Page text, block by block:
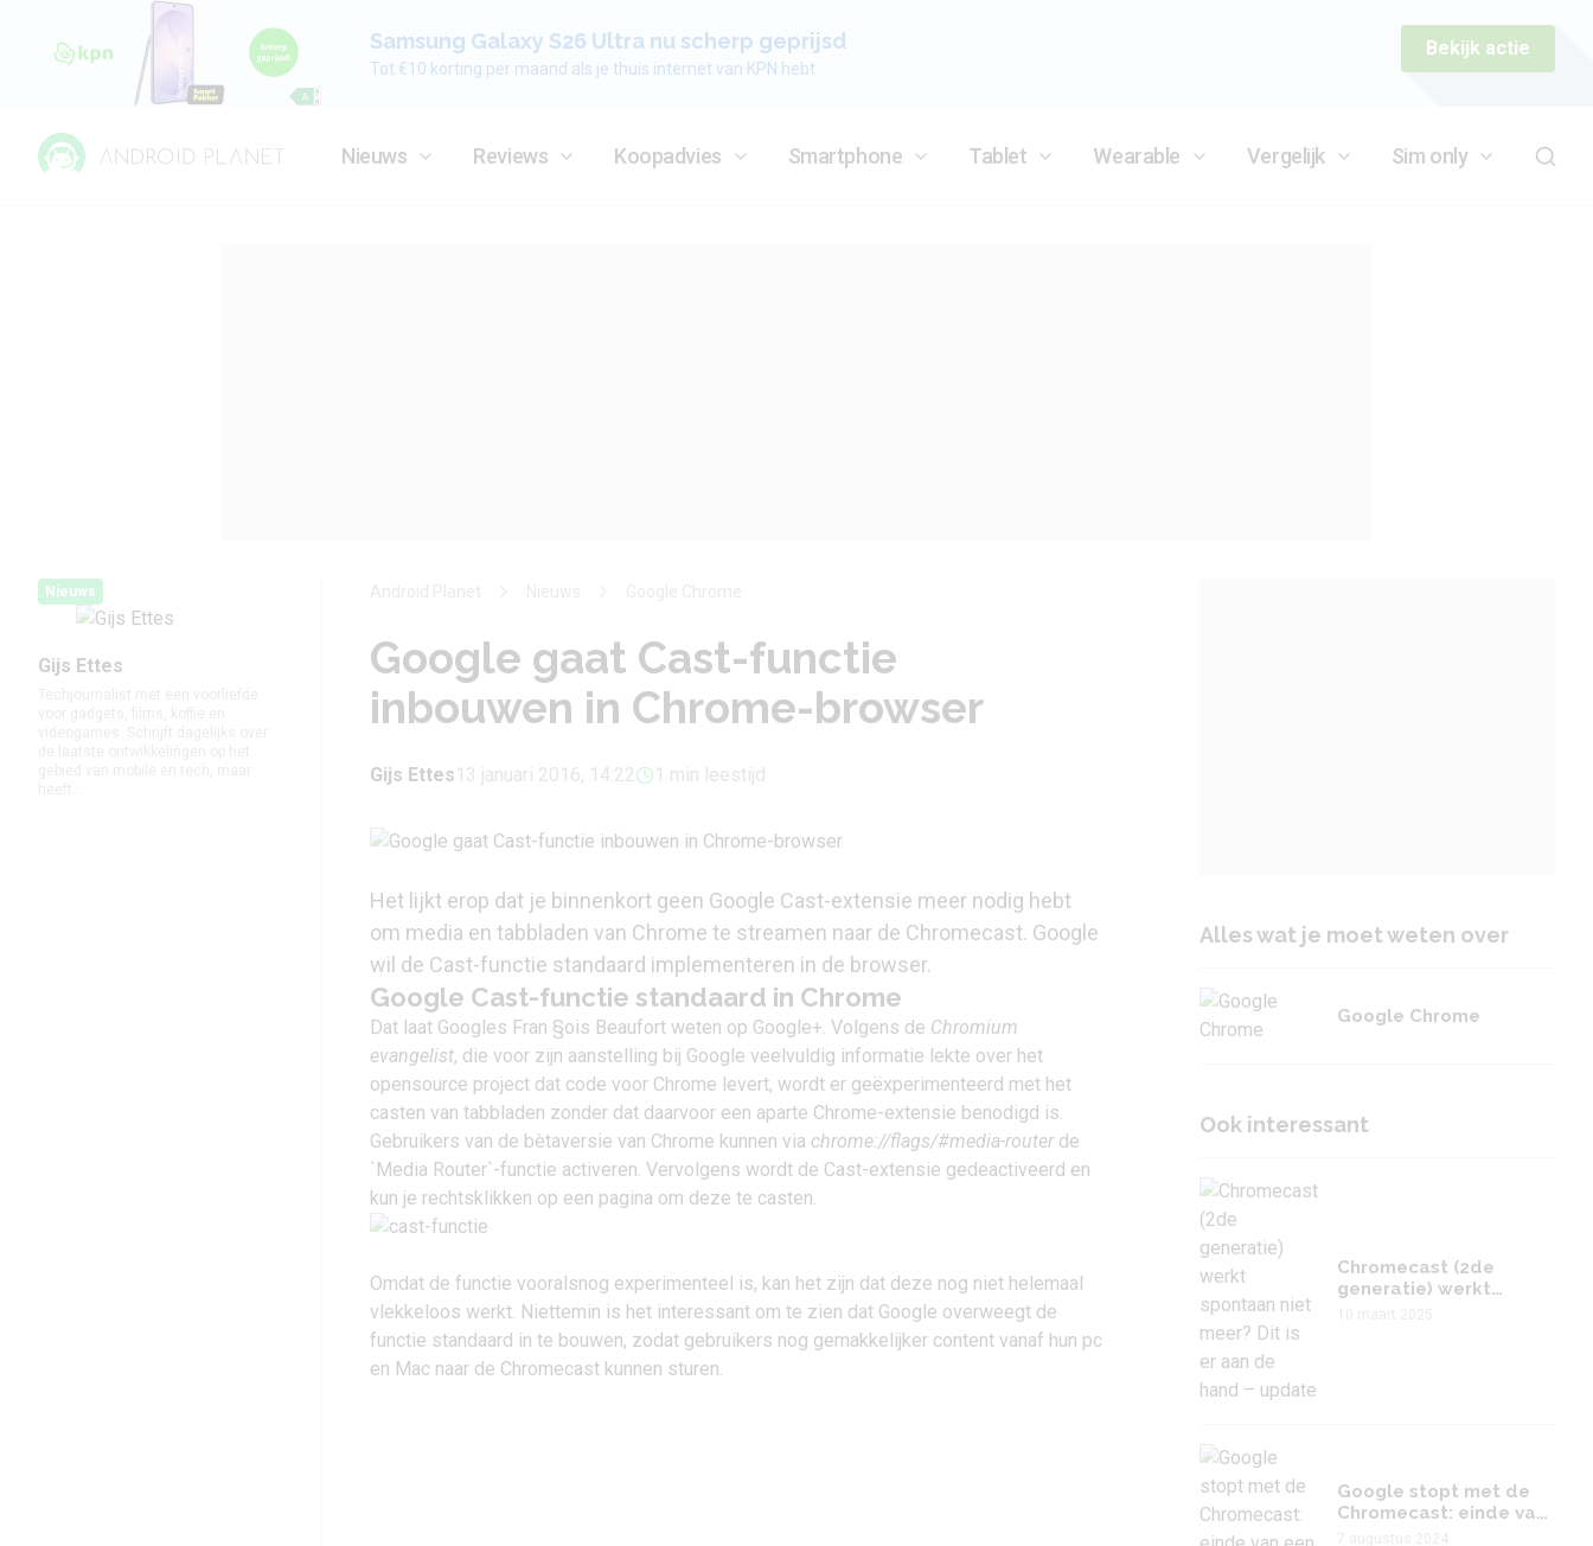
Samsung Galaxy S26 Ultra nu scherp geprijsd
Tot €10 korting per maand als je thuis internet van KPN hebt
Bekijk actie
Nieuws Reviews Koopadvies Smartphone Tablet Wearable Vergelijk Sim only
Nieuws
Gijs Ettes
Google gaat Cast-functie
inbouwen in Chrome-browser
Gijs Ettes 13 januari 2016, 14:22 1 min leestijd
Het lijkt erop dat je binnenkort geen Google Cast-extensie meer nodig hebt
om media en tabbladen van Chrome te streamen naar de Chromecast. Google
wil de Cast-functie standaard implementeren in de browser.
Google Cast-functie standaard in Chrome
Dat laat Googles Fran §ois Beaufort weten op Google+. Volgens de Chromium
evangelist, die voor zijn aanstelling bij Google veelvuldig informatie lekte over het
opensource project dat code voor Chrome levert, wordt er geëxperimenteerd met het
casten van tabbladen zonder dat daarvoor een aparte Chrome-extensie benodigd is.
Gebruikers van de bètaversie van Chrome kunnen via chrome://flags/#media-routerde
`Media Router`-functie activeren. Vervolgens wordt de Cast-extensie gedeactiveerd en
kun je rechtsklikken op een pagina om deze te casten.
Omdat de functie vooralsnog experimenteel is, kan het zijn dat deze nog niet helemaal
vlekkeloos werkt. Niettemin is het interessant om te zien dat Google overweegt de
functie standaard in te bouwen, zodat gebruikers nog gemakkelijker content vanaf hun pc
en Mac naar de Chromecast kunnen sturen.
Alles wat je moet weten over
Google Chrome
Ook interessant
Chromecast (2de
generatie) werkt
Google stopt met de
Chromecast: einde van